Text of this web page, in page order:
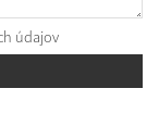
údajov